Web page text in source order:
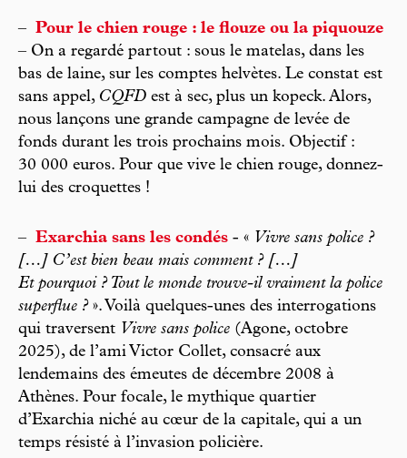
– Pour le chien rouge : le flouze ou la piquouze
– On a regardé partout : sous le matelas, dans les
bas de laine, sur les comptes helvètes. Le constat est
sans appel, CQFD est à sec, plus un kopeck. Alors,
nous lançons une grande campagne de levée de
fonds durant les trois prochains mois. Objectif :
30 000 euros. Pour que vive le chien rouge, donnez-
lui des croquettes !
– Exarchia sans les condés - « Vivre sans police ?
[…] C’est bien beau mais comment ? […]
Et pourquoi ? Tout le monde trouve-il vraiment la police
superflue ?». Voilà quelques-unes des interrogations
qui traversent Vivre sans police (Agone, octobre
2025), de l’ami Victor Collet, consacré aux
lendemains des émeutes de décembre 2008 à
Athènes. Pour focale, le mythique quartier
d’Exarchia niché au cœur de la capitale, qui a un
temps résisté à l’invasion policière.